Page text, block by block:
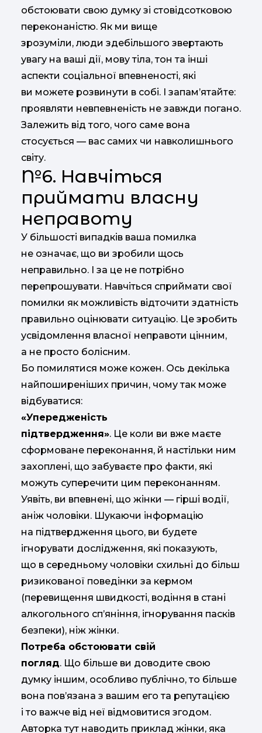
обстоювати свою думку зі стовідсотковою
переконаністю. Як ми вище
зрозуміли, люди здебільшого звертають
увагу на ваші дії, мову тіла, тон та інші
аспекти соціальної впевненості, які
ви можете розвинути в собі. І запам’ятайте:
проявляти невпевненість не завжди погано.
Залежить від того, чого саме вона
стосується — вас самих чи навколишнього
світу.
№6. Навчіться
приймати власну
неправоту
У більшості випадків ваша помилка
не означає, що ви зробили щось
неправильно. І за це не потрібно
перепрошувати. Навчіться сприймати свої
помилки як можливість відточити здатність
правильно оцінювати ситуацію. Це зробить
усвідомлення власної неправоти цінним,
а не просто болісним.
Бо помилятися може кожен. Ось декілька
найпоширеніших причин, чому так може
відбуватися:
«Упередженість
підтвердження». Це коли ви вже маєте
сформоване переконання, й настільки ним
захоплені, що забуваєте про факти, які
можуть суперечити цим переконанням.
Уявіть, ви впевнені, що жінки — гірші водії,
аніж чоловіки. Шукаючи інформацію
на підтвердження цього, ви будете
ігнорувати дослідження, які показують,
що в середньому чоловіки схильні до більш
ризикованої поведінки за кермом
(перевищення швидкості, водіння в стані
алкогольного сп’яніння, ігнорування пасків
безпеки), ніж жінки.
Потреба обстоювати свій
погляд. Що більше ви доводите свою
думку іншим, особливо публічно, то більше
вона пов’язана з вашим его та репутацією
і то важче від неї відмовитися згодом.
Авторка тут наводить приклад жінки, яка